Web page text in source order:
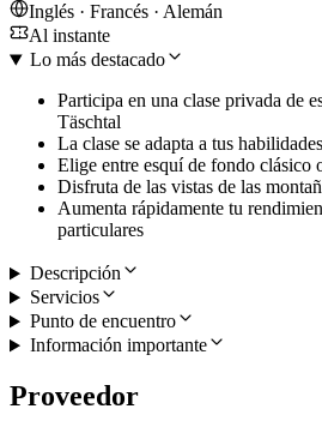
Inglés · Francés · Alemán
Al instante
Lo más destacado
Participa en una clase privada de
Täschtal
La clase se adapta a tus habilidades
Elige entre esquí de fondo clásico
Disfruta de las vistas de las
Aumenta rápidamente tu
particulares
Descripción
Servicios
Punto de encuentro
Información importante
Proveedor